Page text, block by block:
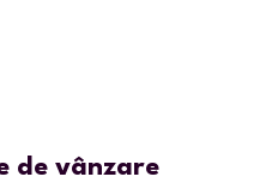
de vânzare